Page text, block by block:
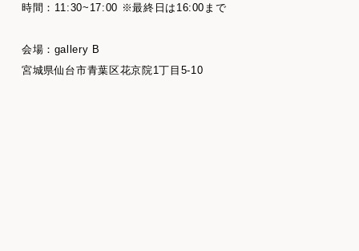
時間：11:30~17:00 ※最終日は16:00まで
会場：gallery B
宮城県仙台市青葉区花京院1丁目5-10